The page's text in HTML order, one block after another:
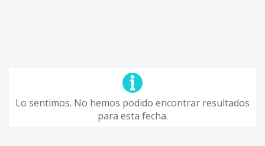
Lo sentimos. No hemos podido encontrar resultados
para esta fecha.